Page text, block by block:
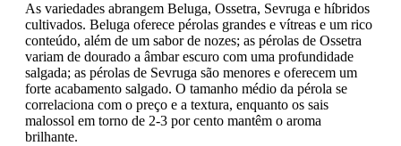
As variedades abrangem Beluga, Ossetra, Sevruga e híbridos
cultivados. Beluga oferece pérolas grandes e vítreas e um rico
conteúdo, além de um sabor de nozes; as pérolas de Ossetra
variam de dourado a âmbar escuro com uma profundidade
salgada; as pérolas de Sevruga são menores e oferecem um
forte acabamento salgado. O tamanho médio da pérola se
correlaciona com o preço e a textura, enquanto os sais
malossol em torno de 2-3 por cento mantêm o aroma
brilhante.